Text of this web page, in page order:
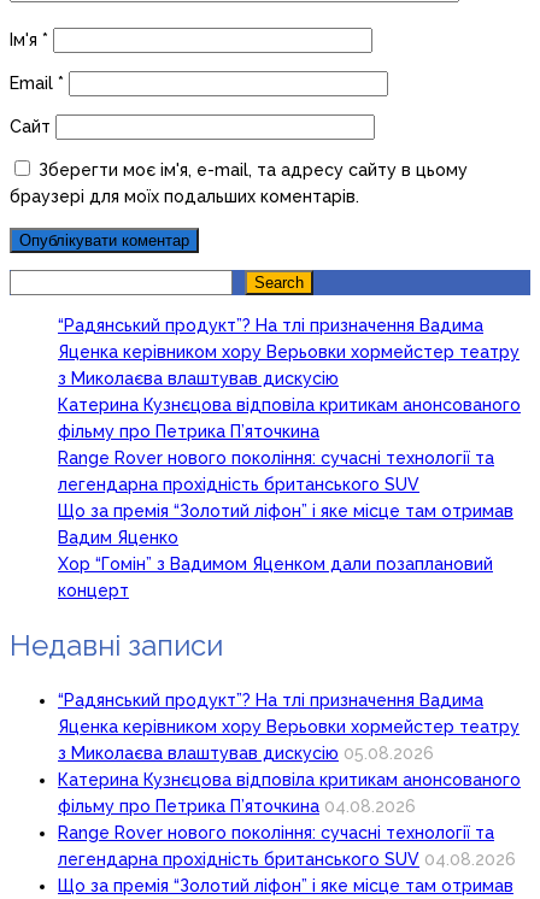
Ім'я *
Email *
Сайт
Зберегти моє ім'я, e-mail, та адресу сайту в цьому
браузері для моїх подальших коментарів.
Search
“Радянський продукт”? На тлі призначення Вадима
Яценка керівником хору Верьовки хормейстер театру
з Миколаєва влаштував дискусію
Катерина Кузнєцова відповіла критикам анонсованого
фільму про Петрика П’яточкина
Range Rover нового покоління: сучасні технології та
легендарна прохідність британського SUV
Що за премія “Золотий ліфон” і яке місце там отримав
Вадим Яценко
Хор “Гомін” з Вадимом Яценком дали позаплановий
концерт
Недавні записи
“Радянський продукт”? На тлі призначення Вадима
Яценка керівником хору Верьовки хормейстер театру
з Миколаєва влаштував дискусію 05.08.2026
Катерина Кузнєцова відповіла критикам анонсованого
фільму про Петрика П’яточкина 04.08.2026
Range Rover нового покоління: сучасні технології та
легендарна прохідність британського SUV 04.08.2026
Що за премія “Золотий ліфон” і яке місце там отримав